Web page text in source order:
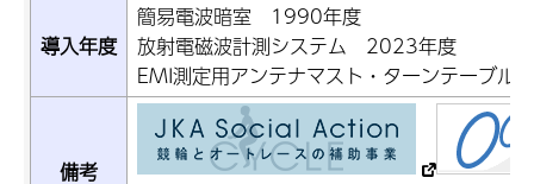
導入年度
簡易電波暗室 1990年度
放射電磁波計測システム 2023年度
EMI測定用アンテナマスト・ターンテーブ
備考